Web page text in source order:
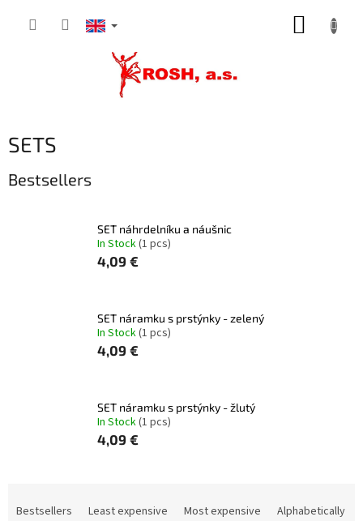
SETS
Bestsellers
SET náhrdelníku a náušnic
In Stock(1 pcs)
4,09 €
SET náramku s prstýnky - zelený
In Stock(1 pcs)
4,09 €
SET náramku s prstýnky - žlutý
In Stock(1 pcs)
4,09 €
Bestsellers Least expensive Most expensive Alphabetically